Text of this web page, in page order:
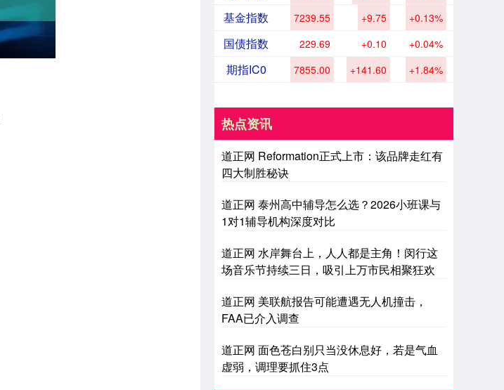
基金指数 7239.55 +9.75 +0.13%
国债指数 229.69 +0.10 +0.04%
期指IC0 7855.00 +141.60 +1.84%
热点资讯
道正网 Reformation正式上市：该品牌走红有
四大制胜秘诀
道正网 泰州高中辅导怎么选？2026小班课与
1对1辅导机构深度对比
道正网 水岸舞台上，人人都是主角！闵行这
场音乐节持续三日，吸引上万市民相聚狂欢
道正网 美联航报告可能遭遇无人机撞击，
FAA已介入调查
道正网 面色苍白别只当没休息好，若是气血
虚弱，调理要抓住3点